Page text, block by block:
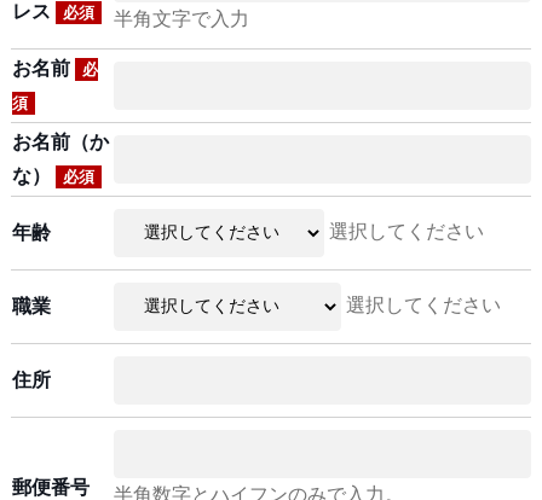
レス
必須 半角文字で入力
お名前
必
須
お名前（か
な）
必須
年齢 選択してください
職業 選択してください
住所
郵便番号
半角数字とハイフンのみで入力。